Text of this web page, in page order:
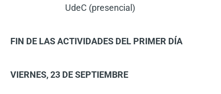
UdeC (presencial)
FIN DE LAS ACTIVIDADES DEL PRIMER DÍA
VIERNES, 23 DE SEPTIEMBRE